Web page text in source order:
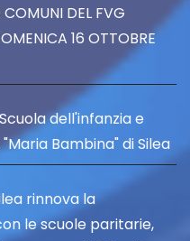
COMUNI DEL FVG
16 OTTOBRE
dell'infanzia e
Bambina" di Silea
rinnova la
le scuole paritarie,